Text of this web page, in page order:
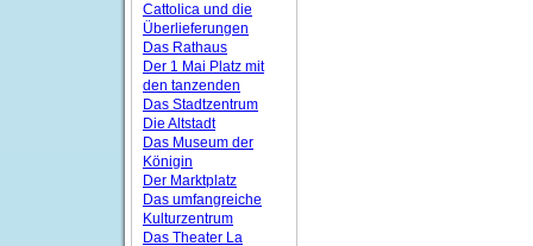
Cattolica und die
Überlieferungen
Das Rathaus
Der 1 Mai Platz mit
den tanzenden
Das Stadtzentrum
Die Altstadt
Das Museum der
Königin
Der Marktplatz
Das umfangreiche
Kulturzentrum
Das Theater La